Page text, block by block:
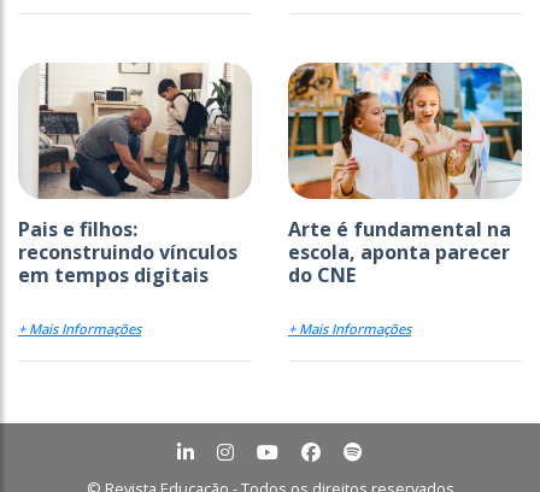
Pais e filhos:
reconstruindo vínculos
em tempos digitais
+ Mais Informações
Arte é fundamental na
escola, aponta parecer
do CNE
+ Mais Informações